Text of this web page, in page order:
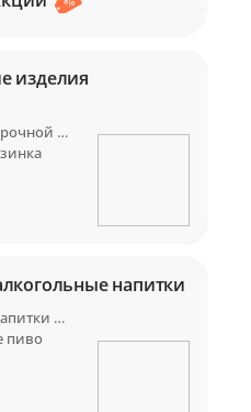
изделия
Конфеты в подарочной упаковке
напитки
Пиво, пивные напитки Россия
пиво